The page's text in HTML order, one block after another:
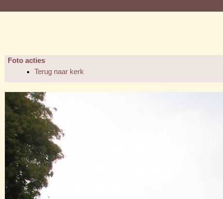
Foto acties
Terug naar kerk